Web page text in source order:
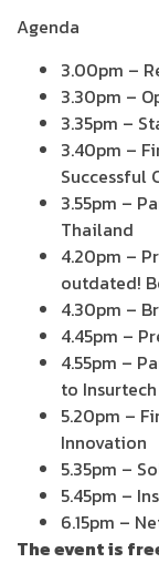
Agenda
3.00pm –
3.30pm –
3.35pm –
3.40pm –
Successful
3.55pm –
Thailand
4.20pm –
outdated!
4.30pm –
4.45pm –
4.55pm –
to Insurtech
5.20pm –
Innovation
5.35pm –
5.45pm –
6.15pm –
The event is